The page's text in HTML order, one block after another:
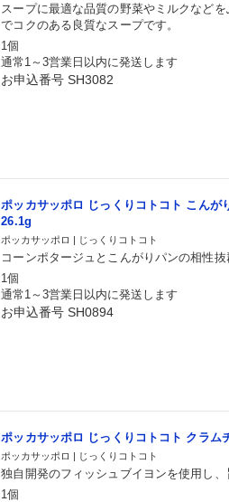
スープに最適な品質の野菜やミルクなど
でコクのある良質なスープです。
1個
通常1～3営業日以内に発送します
お申込番号 SH3082
ポッカサッポロ じっくりコトコト こんが
26.1g
ポッカサッポロ | じっくりコトコト
コーンポタージュとこんがりパンの相性抜
1個
通常1～3営業日以内に発送します
お申込番号 SH0894
ポッカサッポロ じっくりコトコト クラム
ポッカサッポロ | じっくりコトコト
独自開発のフィッシュブイヨンを使用し、
1個